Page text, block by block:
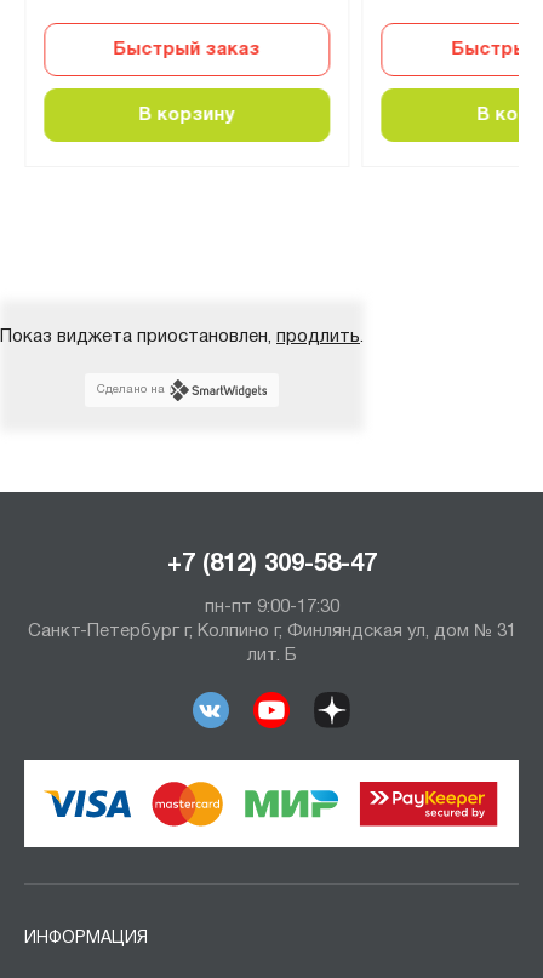
Быстрый заказ
В корзину
Быстрый
В
Показ виджета приостановлен, продлить.
Сделано на
+7 (812) 309-58-47
пн-пт 9:00-17:30
Санкт-Петербург г, Колпино г, Финляндская ул, дом № 31
лит. Б
ИНФОРМАЦИЯ